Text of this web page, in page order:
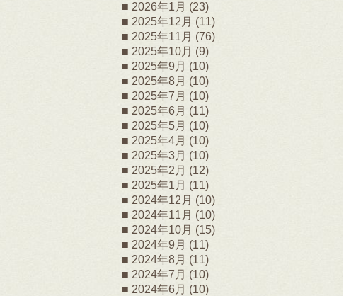
2026年1月 (23)
2025年12月 (11)
2025年11月 (76)
2025年10月 (9)
2025年9月 (10)
2025年8月 (10)
2025年7月 (10)
2025年6月 (11)
2025年5月 (10)
2025年4月 (10)
2025年3月 (10)
2025年2月 (12)
2025年1月 (11)
2024年12月 (10)
2024年11月 (10)
2024年10月 (15)
2024年9月 (11)
2024年8月 (11)
2024年7月 (10)
2024年6月 (10)